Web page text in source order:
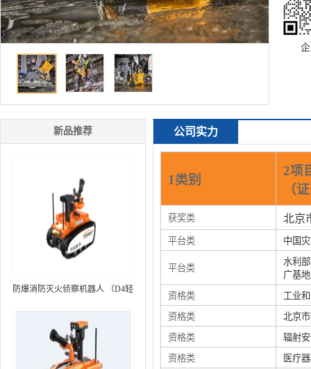
新品推荐
防爆消防灭火侦察机器人 （D4轻
公司实力
1类别
2项
（
获奖类 北京
平台类 中国
平台类
水利
广基地
资格类
工业
资格类
北京
资格类
辐射
资格类
医疗